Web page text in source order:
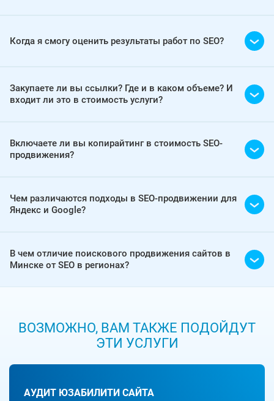
Когда я смогу оценить результаты работ по SEO?
Закупаете ли вы ссылки? Где и в каком объеме? И
входит ли это в стоимость услуги?
Включаете ли вы копирайтинг в стоимость SEO-
продвижения?
Чем различаются подходы в SEO-продвижении для
Яндекс и Google?
В чем отличие поискового продвижения сайтов в
Минске от SEO в регионах?
ВОЗМОЖНО, ВАМ ТАКЖЕ ПОДОЙДУТ
ЭТИ УСЛУГИ
АУДИТ ЮЗАБИЛИТИ САЙТА